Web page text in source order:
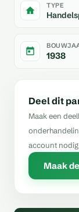
TYPE
1938
Deel dit
Maak een
account
Maak